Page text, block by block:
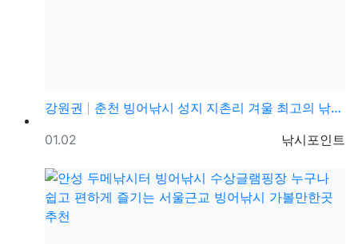
강원권
춘천 빙어낚시 성지 지촌리 겨울 최고의 낚시 빙어 얼음…
등록자
낚시포인트
등록일
01.02